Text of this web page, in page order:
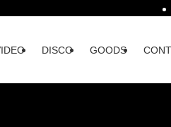
DISCO GOODS